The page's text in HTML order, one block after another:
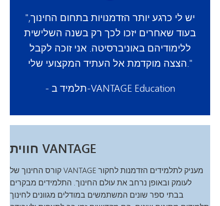
"יש לי כרגע יותר הזדמנויות בתחום החינוך,
בעוד שאחרים יזכו לכך רק בשנה השלישית
ללימודיהם באוניברסיטה. אני זוכה לקבל
הצצה מוקדמת אל העתיד המקצועי שלי."
- תלמיד ב-VANTAGE Education
חווית VANTAGE
קורס החינוך של VANTAGE מעניק לתלמידים הזדמנות לחקור
לעומק ובאופן נרחב את עולם החינוך. התלמידים מבקרים
בבתי ספר שונים המשתמשים במודלים מגוונים לחינוך